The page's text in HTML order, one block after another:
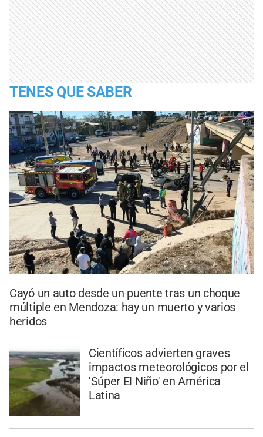
TENES QUE SABER
Cayó un auto desde un puente tras un choque
múltiple en Mendoza: hay un muerto y varios
heridos
Científicos advierten graves
impactos meteorológicos por el
'Súper El Niño' en América
Latina